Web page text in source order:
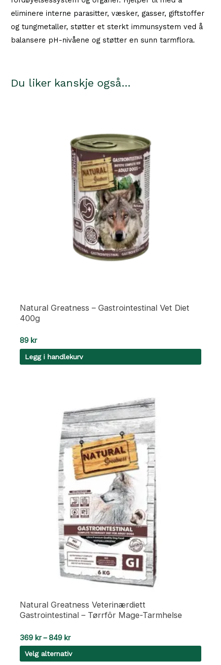
eliminere interne parasitter, væsker, gasser, giftstoffer
og tungmetaller, støtter et sterkt immunsystem ved å
balansere pH-nivåene og støtter en sunn tarmflora.
Du liker kanskje også…
Natural Greatness – Gastrointestinal Vet Diet
400g
89 kr
Legg i handlekurv
Natural Greatness Veterinærdiett
Gastrointestinal – Tørrfôr Mage-Tarmhelse
369 kr – 849 krPrisområde:
369 kr
til
Velg alternativ